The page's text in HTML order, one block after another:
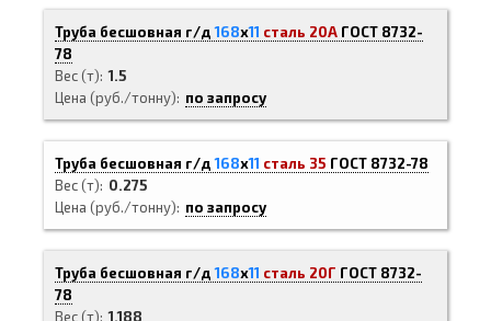
Труба бесшовная г/д168х11 сталь 20А ГОСТ 8732-
78
Вес (т) 1.5
Цена (руб./тонну)
по запросу
Труба бесшовная г/д168х11 сталь 35 ГОСТ 8732-78
Вес (т)
0.275
Цена (руб./тонну)
по запросу
Труба бесшовная г/д168х11 сталь 20Г ГОСТ 8732-
78
Вес (т) 1.188